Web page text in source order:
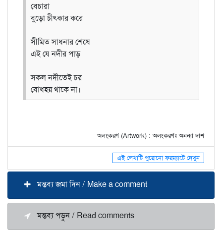
বেচারা
বুড়ো চীৎকার করে
সীমিত সাধনার শেষে
এই যে নদীর পাড়
সকল নদীতেই চর
বোধহয় থাকে না।
অলংকরণ (Artwork) : অলংকরণঃ অনন্যা দাশ
এই লেখাটি পুরোনো ফরম্যাটে দেখুন
মন্তব্য জমা দিন / Make a comment
মন্তব্য পড়ুন / Read comments